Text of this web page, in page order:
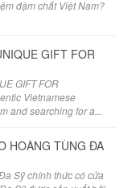
đậm chất Việt Nam?
GIFT FOR
GIFT FOR
Vietnamese
and searching for a...
HOÀNG TÙNG ĐA
Sỹ chính thức có cửa